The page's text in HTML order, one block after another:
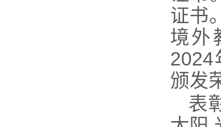
证书
境外
2024
颁发
表